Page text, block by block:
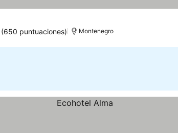
(650 puntuaciones) Montenegro